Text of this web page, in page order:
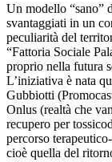
Un modello “sano”
svantaggiati in un
peculiarità del
“Fattoria Sociale
proprio nella futura
L’iniziativa è nata
Gubbiotti
Onlus (realtà che
recupero per
percorso
cioè quella del